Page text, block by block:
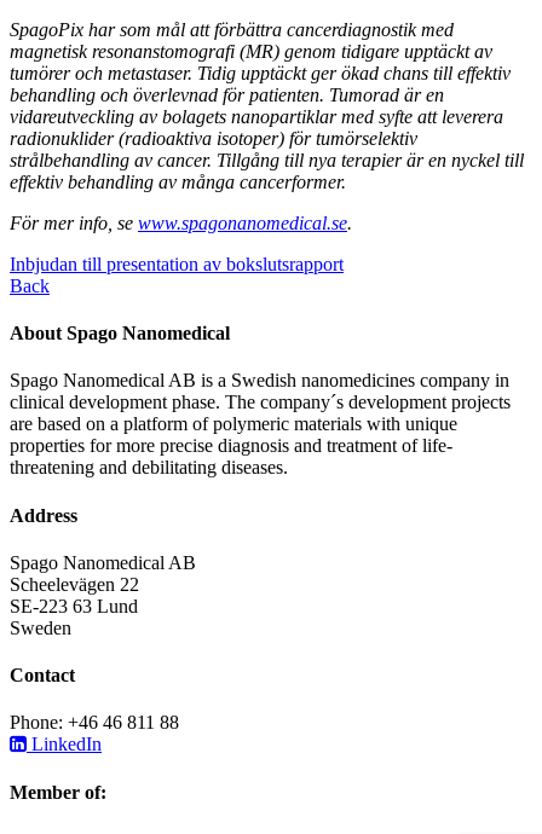
SpagoPix har som mål att förbättra cancerdiagnostik med
magnetisk resonanstomografi (MR) genom tidigare upptäckt av
tumörer och metastaser. Tidig upptäckt ger ökad chans till effektiv
behandling och överlevnad för patienten. Tumorad är en
vidareutveckling av bolagets nanopartiklar med syfte att leverera
radionuklider (radioaktiva isotoper) för tumörselektiv
strålbehandling av cancer. Tillgång till nya terapier är en nyckel till
effektiv behandling av många cancerformer.
För mer info, se www.spagonanomedical.se.
Inbjudan till presentation av bokslutsrapport
Back
About Spago Nanomedical
Spago Nanomedical AB is a Swedish nanomedicines company in
clinical development phase. The company´s development projects
are based on a platform of polymeric materials with unique
properties for more precise diagnosis and treatment of life-
threatening and debilitating diseases.
Address
Spago Nanomedical AB
Scheelevägen 22
SE-223 63 Lund
Sweden
Contact
Phone: +46 46 811 88
LinkedIn
Member of: